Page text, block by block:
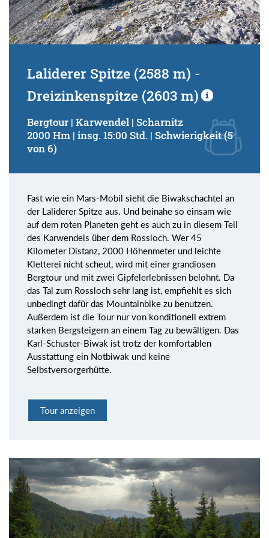
Laliderer Spitze (2588 m) -
Dreizinkenspitze (2603 m)
Bergtour | Karwendel | Scharnitz
2000 Hm | insg. 15:00 Std. | Schwierigkeit (5
von 6)
Fast wie ein Mars-Mobil sieht die Biwakschachtel an
der Laliderer Spitze aus. Und beinahe so einsam wie
auf dem roten Planeten geht es auch zu in diesem Teil
des Karwendels über dem Rossloch. Wer 45
Kilometer Distanz, 2000 Höhenmeter und leichte
Kletterei nicht scheut, wird mit einer grandiosen
Bergtour und mit zwei Gipfelerlebnissen belohnt. Da
das Tal zum Rossloch sehr lang ist, empfiehlt es sich
unbedingt dafür das Mountainbike zu benutzen.
Außerdem ist die Tour nur von konditionell extrem
starken Bergsteigern an einem Tag zu bewältigen. Das
Karl-Schuster-Biwak ist trotz der komfortablen
Ausstattung ein Notbiwak und keine
Selbstversorgerhütte.
Tour anzeigen